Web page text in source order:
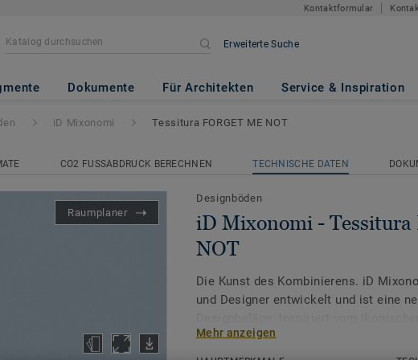
Kontaktformular
Erweiterte Suche
Dokumente Für Architekten Service & Inspiration
- Tessitura FORGET ME NOT
iD Mixonomi Tessitura FORGET ME NOT
CO2 FUSSABDRUCK BERECHNEN TECHNISCHE DATEN
Raumplaner
Designböden
iD Mixonomi - Tessitura
NOT
Die Kunst des Kombinierens. iD
und Designer entwickelt und ist eine
Mixonomi über 7 grafische Formen,
kombiniert werden können.Die Dekore
Mehr anzeigen